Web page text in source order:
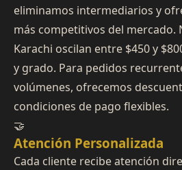
eliminamos intermediarios y
más competitivos del mercado.
Karachi oscilan entre $450 y
y grado. Para pedidos
volúmenes, ofrecemos
condiciones de pago flexibles.
🤝
Atención Personalizada
Cada cliente recibe atención